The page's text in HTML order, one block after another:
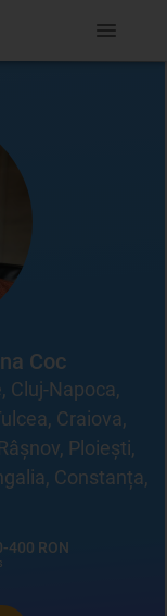
Coc
Cluj-Napoca,
Craiova,
Ploiești,
Constanța,
400 RON